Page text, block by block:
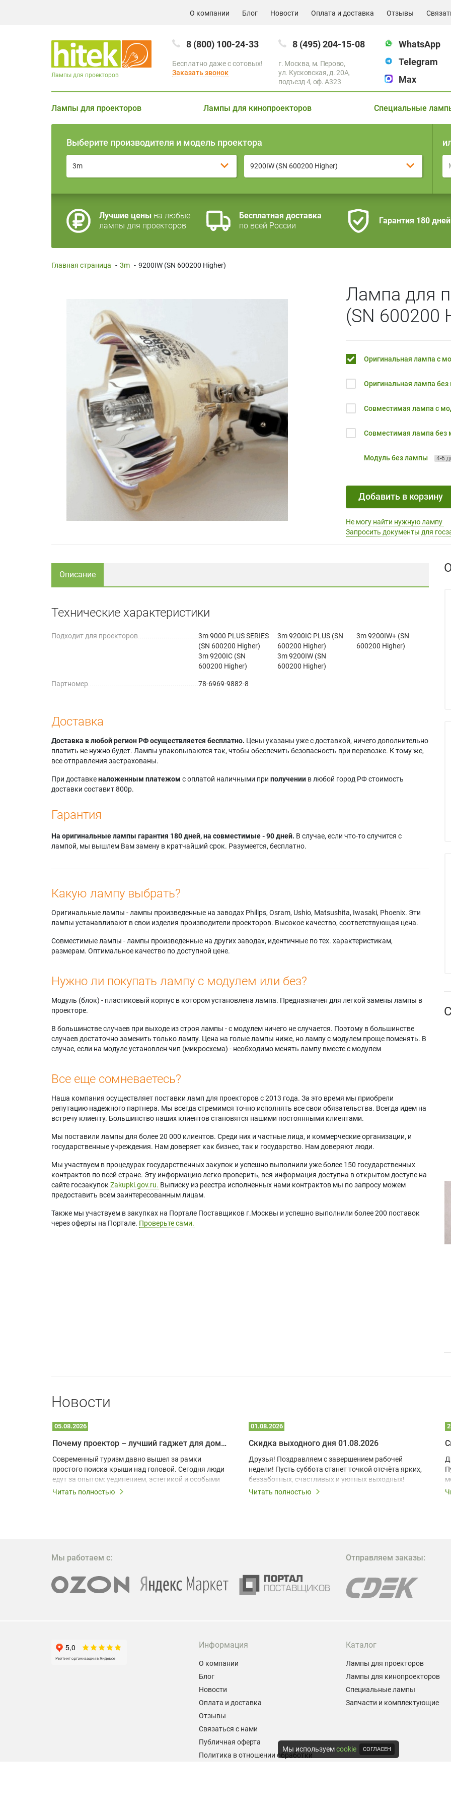
О компании Блог Новости Оплата и доставка Отзывы
8 (800) 100-24-33
Бесплатно даже с сотовых!
Заказать звонок
8 (495) 204-15-08
г. Москва, м. Перово,
ул. Кусковская, д. 20А,
подъезд 4, оф. A323
WhatsApp
Telegram
Max
Лампы для проекторов
Лампы для проекторов Лампы для кинопроекторов Специальные
Выберите производителя и модель проектора
3m 9200IW (SN 600200 Higher)
Лучшие цены на любые
лампы для проекторов
Бесплатная доставка
по всей России
Гарантия 180 дней
Главная страница - 3m - 9200IW (SN 600200 Higher)
Лампа для
(SN 600200
Оригинальная лампа с
Оригинальная лампа без
Совместимая лампа с
Совместимая лампа без
Модуль без лампы 4-6
Добавить в корзину
Не могу найти нужную лампу
Запросить документы для
Описание
Технические характеристики
Подходит для проекторов
3m 9000 PLUS SERIES
(SN 600200 Higher)
3m 9200IC (SN
600200 Higher)
3m 9200IC PLUS (SN
600200 Higher)
3m 9200IW (SN
600200 Higher)
3m 9200IW+ (SN
600200 Higher)
Партномер 78-6969-9882-8
Доставка
Доставка в любой регион РФ осуществляется бесплатно. Цены указаны уже с доставкой, ничего дополнительно
платить не нужно будет. Лампы упаковываются так, чтобы обеспечить безопасность при перевозке. К тому же,
все отправления застрахованы.
При доставкеналоженным платежом с оплатой наличными при получении в любой город РФ стоимость
доставки составит 800р.
Гарантия
На оригинальные лампы гарантия 180 дней, на совместимые - 90 дней. В случае, если что-то случится с
лампой, мы вышлем Вам замену в кратчайший срок. Разумеется, бесплатно.
Какую лампу выбрать?
Оригинальные лампы - лампы произведенные на заводах Philips, Osram, Ushio, Matsushita, Iwasaki, Phoenix. Эти
лампы устанавливают в свои изделия производители проекторов. Высокое качество, соответствующая цена.
Совместимые лампы - лампы произведенные на других заводах, идентичные по тех. характеристикам,
размерам. Оптимальное качество по доступной цене.
Нужно ли покупать лампу с модулем или без?
Модуль (блок) - пластиковый корпус в котором установлена лампа. Предназначен для легкой замены лампы в
проекторе.
В большинстве случаев при выходе из строя лампы - с модулем ничего не случается. Поэтому в большинстве
случаев достаточно заменить только лампу. Цена на голые лампы ниже, но лампу с модулем проще поменять. В
случае, если на модуле установлен чип (микросхема) - необходимо менять лампу вместе с модулем
Все еще сомневаетесь?
Наша компания осуществляет поставки ламп для проекторов с 2013 года. За это время мы приобрели
репутацию надежного партнера. Мы всегда стремимся точно исполнять все свои обязательства. Всегда идем на
встречу клиенту. Большинство наших клиентов становятся нашими постоянными клиентами.
Мы поставили лампы для более 20 000 клиентов. Среди них и частные лица, и коммерческие организации, и
государственные учреждения. Нам доверяет как бизнес, так и государство. Нам доверяют люди.
Мы участвуем в процедурах государственных закупок и успешно выполнили уже более 150 государственных
контрактов по всей стране. Эту информацию легко проверить, вся информация доступна в открытом доступе на
сайте госзакупок Zakupki.gov.ru. Выписку из реестра исполненных нами контрактов мы по запросу можем
предоставить всем заинтересованным лицам.
Также мы участвуем в закупках на Портале Поставщиков г.Москвы и успешно выполнили более 200 поставок
через оферты на Портале. Проверьте сами.
Новости
05.08.2026
Почему проектор – лучший гаджет для домика в глэмпинге
Современный туризм давно вышел за рамки
простого поиска крыши над головой. Сегодня люди
едут за опытом: уединением, эстетикой и особыми
ощущениями. Владельцы A-frame домов,
эффективных и бюджетных способов стать
проектора.
Читать полностью
01.08.2026
Скидка выходного дня 01.08.2026
Друзья! Поздравляем с завершением рабочей
недели! Пусть суббота станет точкой отсчёта ярких,
беззаботных, счастливых и уютных выходных!
Читать полностью
Мы работаем с: Отправляем заказы:
Информация
О компании
Блог
Новости
Оплата и доставка
Отзывы
Связаться с нами
Публичная оферта
Политика в отношении обработки
Каталог
Лампы для проекторов
Лампы для кинопроекторов
Специальные лампы
Запчасти и комплектующие
Мы используемcookie СОГЛАСЕН